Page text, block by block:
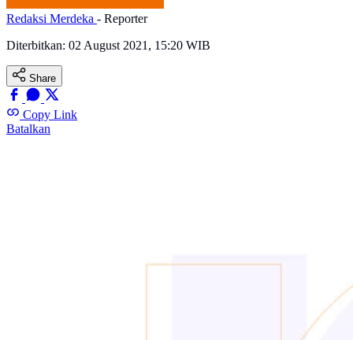
Redaksi Merdeka - Reporter
Diterbitkan: 02 August 2021, 15:20 WIB
Share
Copy Link
Batalkan